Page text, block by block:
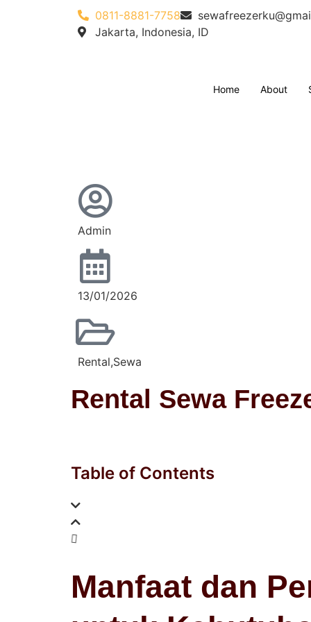
0811-8881-7758
Jakarta, Indonesia, ID
Home About
Admin
13/01/2026
Rental,Sewa
Rental Sewa
Table of Contents
Manfaat dan